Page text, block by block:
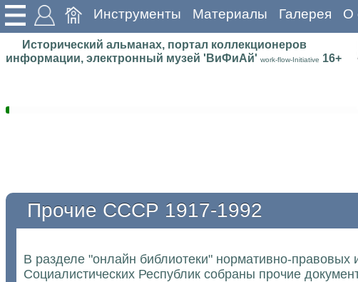
Инструменты Материалы Галерея О
Исторический альманах, портал коллекционеров
информации, электронный музей 'ВиФиАй' work-flow-Initiative 16+
Прочие СССР 1917-1992
В разделе "онлайн библиотеки" нормативно-правовых
Социалистических Республик собраны прочие